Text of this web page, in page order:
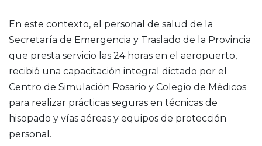
En este contexto, el personal de salud de la
Secretaría de Emergencia y Traslado de la Provincia
que presta servicio las 24 horas en el aeropuerto,
recibió una capacitación integral dictado por el
Centro de Simulación Rosario y Colegio de Médicos
para realizar prácticas seguras en técnicas de
hisopado y vías aéreas y equipos de protección
personal.